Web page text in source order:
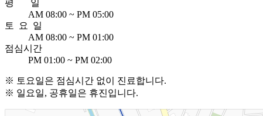
평 일
AM 08:00 ~ PM 05:00
토 요 일
AM 08:00 ~ PM 01:00
점심시간
PM 01:00 ~ PM 02:00
※ 토요일은 점심시간 없이 진료합니다.
※ 일요일, 공휴일은 휴진입니다.